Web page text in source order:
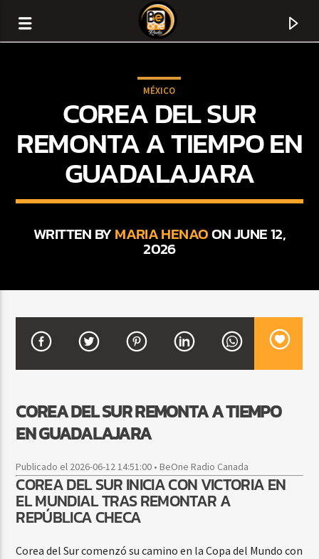
TITLE
9:00 PM 12:00 AM
Beone Radio
MÉXICO
COREA DEL SUR
REMONTA A TIEMPO EN
GUADALAJARA
WRITTEN BYMARIA HENAOON JUNE 12,
2026
COREA DEL SUR REMONTA A TIEMPO
EN GUADALAJARA
Publicado el 2026-06-12 14:51:00 • BeOne Radio Canada
COREA DEL SUR INICIA CON VICTORIA EN
EL MUNDIAL TRAS REMONTAR A
REPÚBLICA CHECA
Corea del Sur comenzó su camino en la Copa del Mundo con